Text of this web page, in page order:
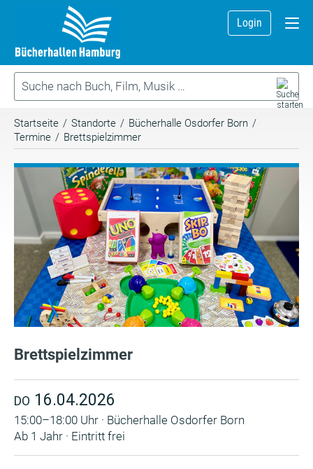
Login
Startseite / Standorte / Bücherhalle Osdorfer Born /
Termine / Brettspielzimmer
Brettspielzimmer
DO 16.04.2026
15:00–18:00 Uhr · Bücherhalle Osdorfer Born
Ab 1 Jahr · Eintritt frei